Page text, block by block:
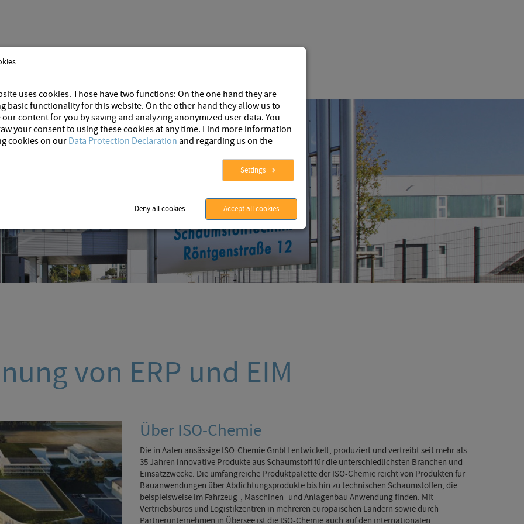
Blog
von ERP und EIM
Über ISO-Chemie
Die in Aalen ansässige ISO-Chemie GmbH entwickelt, produziert und vertreibt seit mehr als
35 Jahren innovative Produkte aus Schaumstoff für die unterschiedlichsten Branchen und
Einsatzzwecke. Die umfangreiche Produktpalette der ISO-Chemie reicht von Produkten für
Bauanwendungen über Abdichtungsprodukte bis hin zu technischen Schaumstoffen, die
beispielsweise im Fahrzeug-, Maschinen- und Anlagenbau Anwendung finden. Mit
Vertriebsbüros und Logistikzentren in mehreren europäischen Ländern sowie durch
Partnerunternehmen in Übersee ist die ISO-Chemie auch auf den internationalen
uses cookies. Those have two functions: On the one hand they are
basic functionality for this website. On the other hand they allow us to
content for you by saving and analyzing anonymized user data. You
your consent to using these cookies at any time. Find more information
cookies on ourData Protection Declaration and regarding us on the
Settings
Deny all cookies Accept all cookies